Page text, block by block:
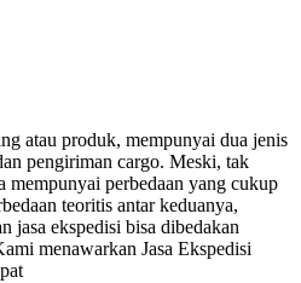
atau produk, mempunyai dua jenis
pengiriman cargo. Meski, tak
mempunyai perbedaan yang cukup
teoritis antar keduanya,
jasa ekspedisi bisa dibedakan
menawarkan Jasa Ekspedisi